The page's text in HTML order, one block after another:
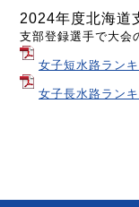
2024年度北海道
支部登録選手で大会
女子短水路ラン
女子長水路ラン